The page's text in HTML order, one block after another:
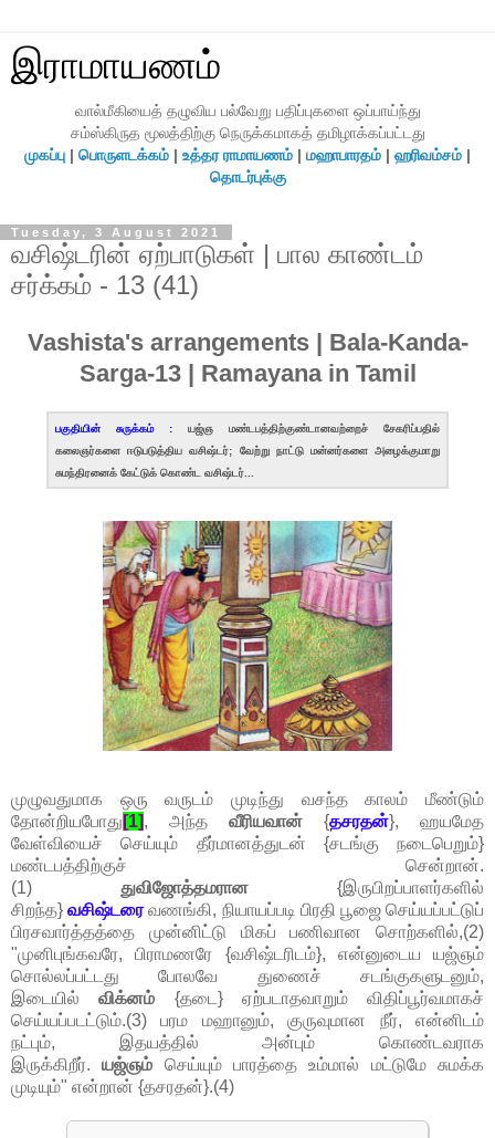
இராமாயணம்
வால்மீகியைத் தழுவிய பல்வேறு பதிப்புகளை ஒப்பாய்ந்து
சம்ஸ்கிருத மூலத்திற்கு நெருக்கமாகத் தமிழாக்கப்பட்டது
முகப்பு | பொருளடக்கம் | உத்தர ராமாயணம் | மஹாபாரதம் | ஹரிவம்சம் |
தொடர்புக்கு
Tuesday, 3 August 2021
வசிஷ்டரின் ஏற்பாடுகள் | பால காண்டம்
சர்க்கம் - 13 (41)
Vashista's arrangements | Bala-Kanda-
Sarga-13 | Ramayana in Tamil
பகுதியின் சுருக்கம் :
யஜ்ஞ மண்டபத்திற்குண்டானவற்றைச் சேகரிப்பதில்
கலைஞர்களை ஈடுபடுத்திய வசிஷ்டர்; வேற்று நாட்டு மன்னர்களை அழைக்குமாறு
சுமந்திரனைக் கேட்டுக் கொண்ட வசிஷ்டர்...
முழுவதுமாக ஒரு வருடம் முடிந்து வசந்த காலம் மீண்டும்
தோன்றியபோது [1], அந்த வீரியவான் {தசரதன்}, ஹயமேத
வேள்வியைச் செய்யும் தீர்மானத்துடன் {சடங்கு நடைபெறும்}
மண்டபத்திற்குச் சென்றான்.
(1) துவிஜோத்தமரான {இருபிறப்பாளர்களில்
சிறந்த}வசிஷ்டரைவணங்கி, நியாயப்படி பிரதி பூஜை செய்யப்பட்டுப்
பிரசவார்த்தத்தை முன்னிட்டு மிகப் பணிவான சொற்களில்,(2)
"முனிபுங்கவரே, பிராமணரே {வசிஷ்டரிடம்}, என்னுடைய யஜ்ஞம்
சொல்லப்பட்டது போலவே துணைச் சடங்குகளுடனும்,
இடையில்விக்னம் {தடை} ஏற்படாதவாறும் விதிப்பூர்வமாகச்
செய்யப்படட்டும்.(3) பரம மஹானும், குருவுமான நீர், என்னிடம்
நட்பும், இதயத்தில் அன்பும் கொண்டவராக
இருக்கிறீர்.யஜ்ஞம் செய்யும் பாரத்தை உம்மால் மட்டுமே சுமக்க
முடியும்" என்றான் {தசரதன்}.(4)